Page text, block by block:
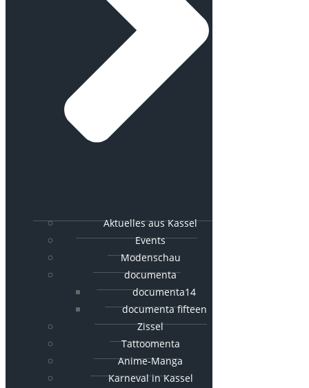
Aktuelles aus Kassel
Events
Modenschau
documenta
documenta14
documenta fifteen
Zissel
Tattoomenta
Anime-Manga
Karneval in Kassel